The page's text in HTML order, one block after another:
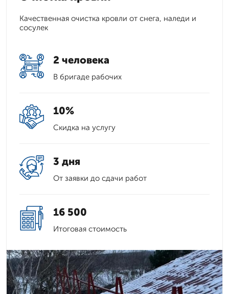
Качественная очистка кровли от снега, наледи и
сосулек
2 человека
В бригаде рабочих
10%
Скидка на услугу
3 дня
От заявки до сдачи работ
16 500
Итоговая стоимость